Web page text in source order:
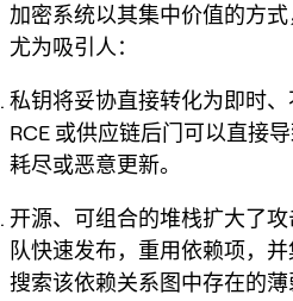
加密系统以其集中价值的方
尤为吸引人：
私钥将妥协直接转化为即时
RCE 或供应链后门可以直接
耗尽或恶意更新。
开源、可组合的堆栈扩大了攻
队快速发布，重用依赖项，
搜索该依赖关系图中存在的薄